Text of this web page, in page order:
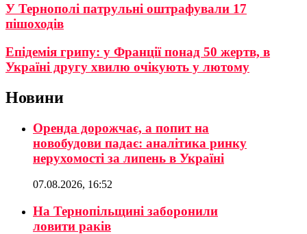
У Тернополі патрульні оштрафували 17
пішоходів
Епідемія грипу: у Франції понад 50 жертв, в
Україні другу хвилю очікують у лютому
Новини
Оренда дорожчає, а попит на
новобудови падає: аналітика ринку
нерухомості за липень в Україні
07.08.2026, 16:52
На Тернопільщині заборонили
ловити раків